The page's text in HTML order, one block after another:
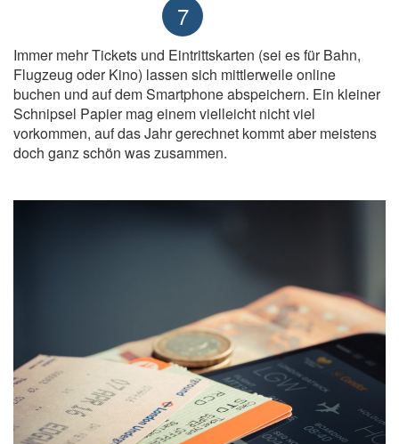
7
Immer mehr Tickets und Eintrittskarten (sei es für Bahn,
Flugzeug oder Kino) lassen sich mittlerweile online
buchen und auf dem Smartphone abspeichern. Ein kleiner
Schnipsel Papier mag einem vielleicht nicht viel
vorkommen, auf das Jahr gerechnet kommt aber meistens
doch ganz schön was zusammen.